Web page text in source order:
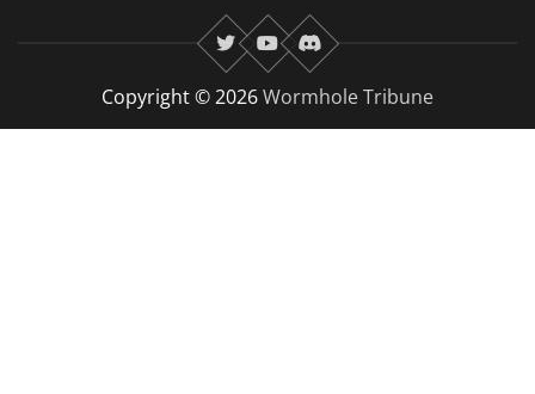
twitteryoutubeDiscord
Copyright © 2026Wormhole Tribune